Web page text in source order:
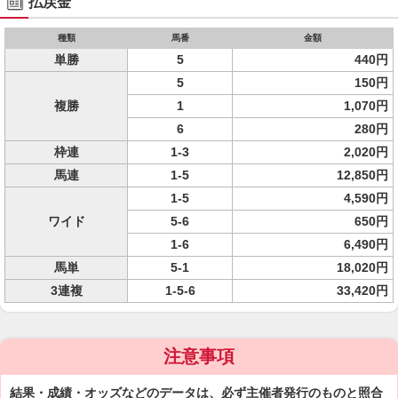
種類 馬番 金額
単勝 5 440円
複勝
5
150円
1
1,070円
6
280円
枠連
1-3
2,020円
馬連
1-5 12,850円
ワイド
1-5
4,590円
5-6
650円
1-6
6,490円
馬単
5-1
18,020円
3連複
1-5-6 33,420円
注意事項
結果・成績・オッズなどのデータは、必ず主催者発行のものと照合